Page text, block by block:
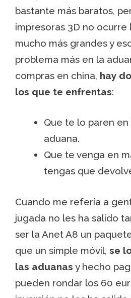
bastante más baratos,
impresoras 3D no ocurre
mucho más grandes y
problema más en la
compras en china, hay
los que te enfrentas:
Que te lo paren
aduana.
Que te venga en
tengas que
Cuando me refería a
jugada no les ha salido
ser la Anet A8 un
que un simple móvil, se
las aduanas y hecho
pueden rondar los 60